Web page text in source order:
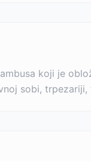
koji je
sobi, trpezariji,